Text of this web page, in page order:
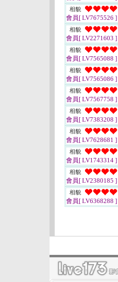
相貌
會員[ LV7675526 ]
相貌
會員[ LV2271603 ]
相貌
會員[ LV7565088 ]
相貌
會員[ LV7565086 ]
相貌
會員[ LV7567758 ]
相貌
會員[ LV7383208 ]
相貌
會員[ LV7628681 ]
相貌
會員[ LV1743314 ]
相貌
會員[ LV2380185 ]
相貌
會員[ LV6368288 ]